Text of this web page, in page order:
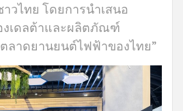
วไทย โดยการนำเสนอ
เดลต้าและผลิตภัณฑ์
าดยานยนต์ไฟฟ้าของไทย”